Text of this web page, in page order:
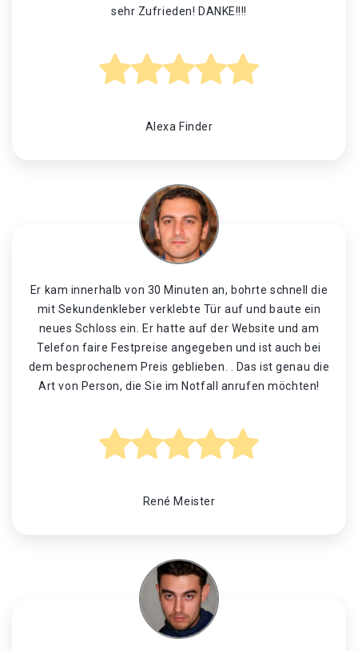
sehr Zufrieden! DANKE!!!!
Alexa Finder
Er kam innerhalb von 30 Minuten an, bohrte schnell die
mit Sekundenkleber verklebte Tür auf und baute ein
neues Schloss ein. Er hatte auf der Website und am
Telefon faire Festpreise angegeben und ist auch bei
dem besprochenem Preis geblieben. . Das ist genau die
Art von Person, die Sie im Notfall anrufen möchten!
René Meister